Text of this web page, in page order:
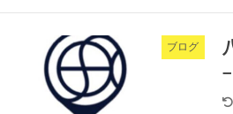
ブログ